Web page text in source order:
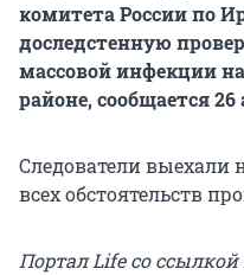
комитета России по
доследстенную
массовой инфекции
районе, сообщается
Следователи выехали
всех обстоятельств
Портал Life со